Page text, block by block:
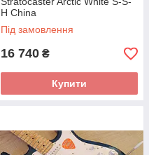
H China
Під замовлення
16 740 ₴
Купити